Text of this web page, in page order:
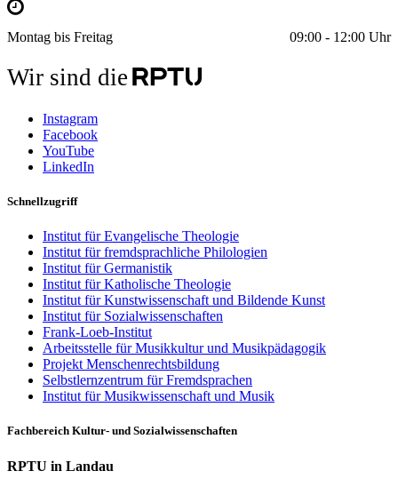
Montag bis Freitag 09:00 - 12:00 Uhr
Wir sind die
Instagram
Facebook
YouTube
LinkedIn
Schnellzugriff
Institut für Evangelische Theologie
Institut für fremdsprachliche Philologien
Institut für Germanistik
Institut für Katholische Theologie
Institut für Kunstwissenschaft und Bildende Kunst
Institut für Sozialwissenschaften
Frank-Loeb-Institut
Arbeitsstelle für Musikkultur und Musikpädagogik
Projekt Menschenrechtsbildung
Selbstlernzentrum für Fremdsprachen
Institut für Musikwissenschaft und Musik
Fachbereich Kultur- und Sozialwissenschaften
RPTU in Landau